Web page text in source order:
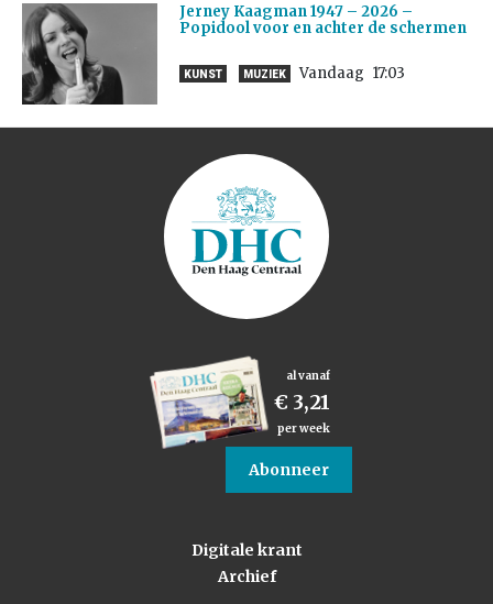
Jerney Kaagman 1947 – 2026 –
Popidool voor en achter de schermen
KUNST MUZIEK Vandaag 17:03
al vanaf
€ 3,21
per week
Abonneer
Digitale krant
Archief